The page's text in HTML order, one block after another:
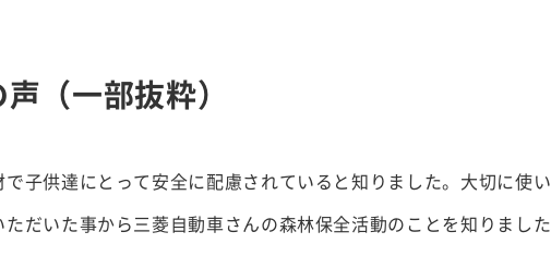
（一部抜粋）
子供達にとって安全に配慮されていると知りました。大切に使い
だいた事から三菱自動車さんの森林保全活動のことを知りまし